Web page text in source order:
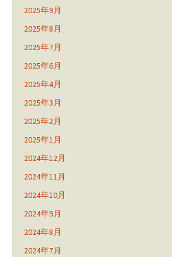
2025年9月
2025年8月
2025年7月
2025年6月
2025年4月
2025年3月
2025年2月
2025年1月
2024年12月
2024年11月
2024年10月
2024年9月
2024年8月
2024年7月